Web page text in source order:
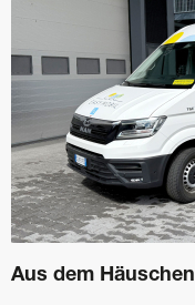
Aus dem Häuschen